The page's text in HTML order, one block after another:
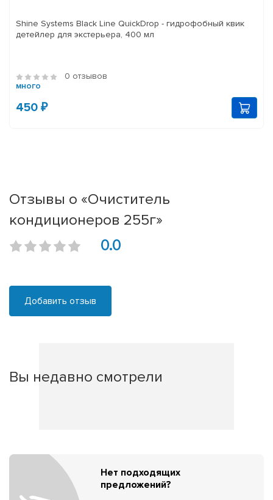
Shine Systems Black Line QuickDrop - гидрофобный квик
детейлер для экстерьера, 400 мл
0 отзывов
много
450 ₽
Отзывы о «Очиститель
кондиционеров 255г»
0.0
Добавить отзыв
Вы недавно смотрели
Нет подходящих
предложений?